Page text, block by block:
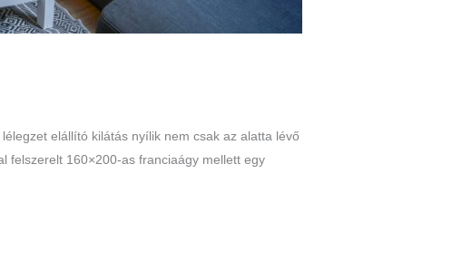
elállító kilátás nyílik nem csak az alatta lévő
felszerelt 160×200-as franciaágy mellett egy